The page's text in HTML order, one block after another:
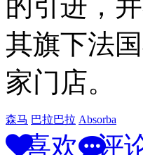
其旗下法
家门店。
森马 巴拉巴拉 Absorba
喜欢 评